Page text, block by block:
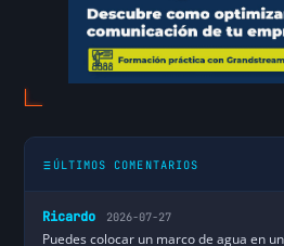
ÚLTIMOS COMENTARIOS
Ricardo 2026-07-27
Puedes colocar un marco de agua en